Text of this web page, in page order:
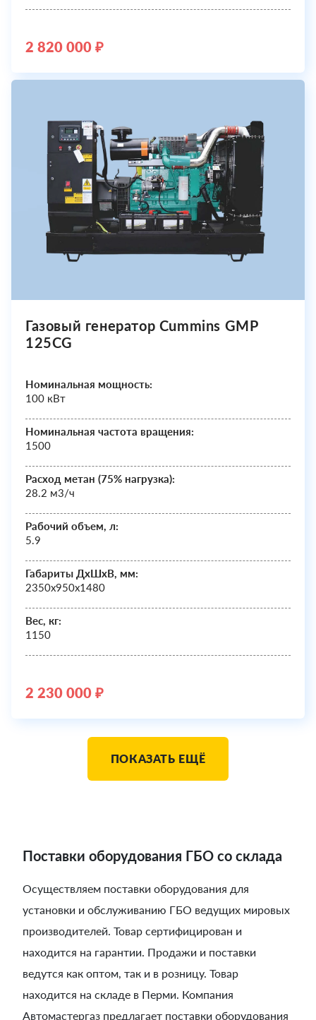
2 820 000 ₽
Газовый генератор Cummins GMP
125CG
Номинальная мощность:
100 кВт
Номинальная частота вращения:
1500
Расход метан (75% нагрузка):
28.2 м3/ч
Рабочий объем, л:
5.9
Габариты ДхШxВ, мм:
2350х950х1480
Вес, кг:
1150
2 230 000 ₽
ПОКАЗАТЬ ЕЩЁ
Поставки оборудования ГБО со склада
Осуществляем поставки оборудования для
установки и обслуживанию ГБО ведущих мировых
производителей. Товар сертифицирован и
находится на гарантии. Продажи и поставки
ведутся как оптом, так и в розницу. Товар
находится на складе в Перми. Компания
Автомастергаз предлагает поставки оборудования